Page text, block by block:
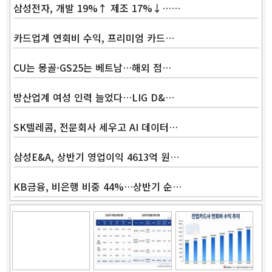
삼성전자, 개발 19%↑ 제조 17%↓……
카드업계 연회비 수익, 프리미엄 카드…
CU는 몽골·GS25는 베트남…해외 점…
방산업계 여성 인력 늘었다…LIG D&…
SK텔레콤, 전문회사 세우고 AI 데이터…
삼성E&A, 상반기 영업이익 4613억 원…
KB금융, 비은행 비중 44%…상반기 순…